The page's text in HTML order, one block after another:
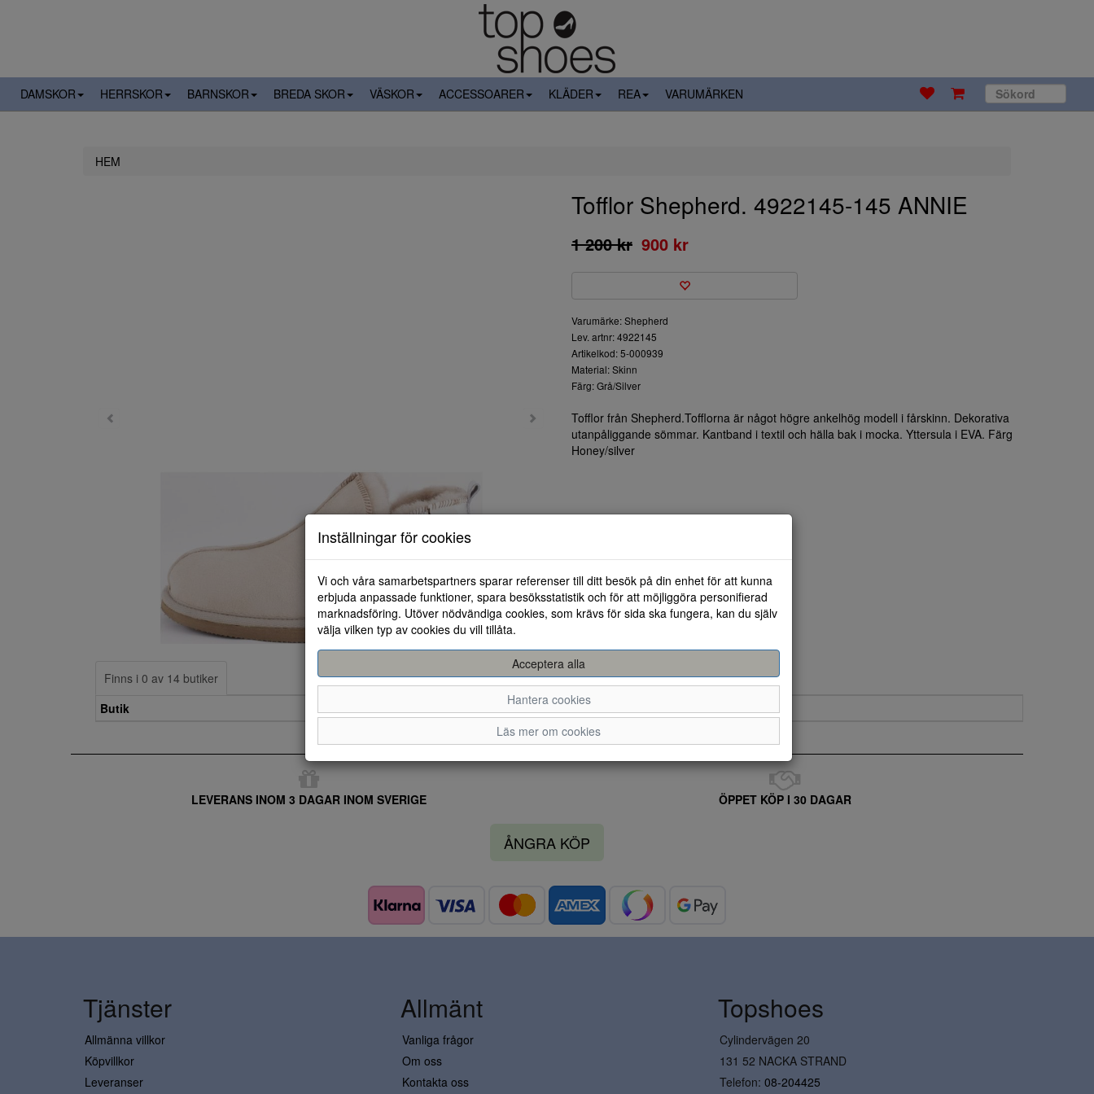
DAMSKOR HERRSKOR BARNSKOR BREDA SKOR VÄSKOR ACCESSOARER KLÄDER REA VARUMÄRKEN
HEM
Tofflor Shepherd. 4922145-145 ANNIE
1 200 kr 900 kr
Varumärke: Shepherd
Lev. artnr: 4922145
Artikelkod: 5-000939
Material: Skinn
Färg: Grå/Silver
Tofflor från Shepherd.Tofflorna är något högre ankelhög modell i fårskinn. Dekorativa
utanpåliggande sömmar. Kantband i textil och hälla bak i mocka. Yttersula i EVA. Färg
Honey/silver
Finns i 0 av 14 butiker
Butik
LEVERANS INOM 3 DAGAR INOM SVERIGE ÖPPET KÖP I 30 DAGAR
ÅNGRA KÖP
Inställningar för cookies
Vi och våra samarbetspartners sparar referenser till ditt besök på din enhet för att kunna
erbjuda anpassade funktioner, spara besöksstatistik och för att möjliggöra personifierad
marknadsföring. Utöver nödvändiga cookies, som krävs för sida ska fungera, kan du själv
välja vilken typ av cookies du vill tillåta.
Acceptera alla
Hantera cookies
Läs mer om cookies
Tjänster
Allmänna villkor
Köpvillkor
Leveranser
Allmänt
Vanliga frågor
Om oss
Kontakta oss
Topshoes
Cylindervägen 20
131 52 NACKA STRAND
Telefon: 08-204425